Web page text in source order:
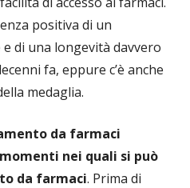
positiva di un
di una longevità davvero
fa, eppure c’è anche
medaglia.
da farmaci
nei quali si può
da farmaci. Prima di